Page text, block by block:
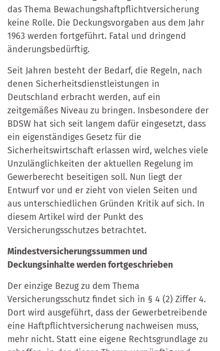
das Thema Bewachungshaftpflichtversicherung
keine Rolle. Die Deckungsvorgaben aus dem Jahr
1963 werden fortgeführt. Fatal und dringend
änderungsbedürftig.
Seit Jahren besteht der Bedarf, die Regeln, nach
denen Sicherheitsdienstleistungen in
Deutschland erbracht werden, auf ein
zeitgemäßes Niveau zu bringen. Insbesondere der
BDSW hat sich seit langem dafür eingesetzt, dass
ein eigenständiges Gesetz für die
Sicherheitswirtschaft erlassen wird, welches viele
Unzulänglichkeiten der aktuellen Regelung im
Gewerberecht beseitigen soll. Nun liegt der
Entwurf vor und er zieht von vielen Seiten und
aus unterschiedlichen Gründen Kritik auf sich. In
diesem Artikel wird der Punkt des
Versicherungsschutzes betrachtet.
Mindestversicherungssummen und
Deckungsinhalte werden fortgeschrieben
Der einzige Bezug zu dem Thema
Versicherungsschutz findet sich in § 4 (2) Ziffer 4.
Dort wird ausgeführt, dass der Gewerbetreibende
eine Haftpflichtversicherung nachweisen muss,
mehr nicht. Statt eine eigene Rechtsgrundlage zu